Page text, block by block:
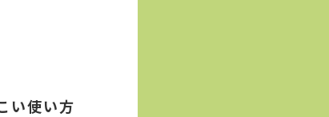
い使い方